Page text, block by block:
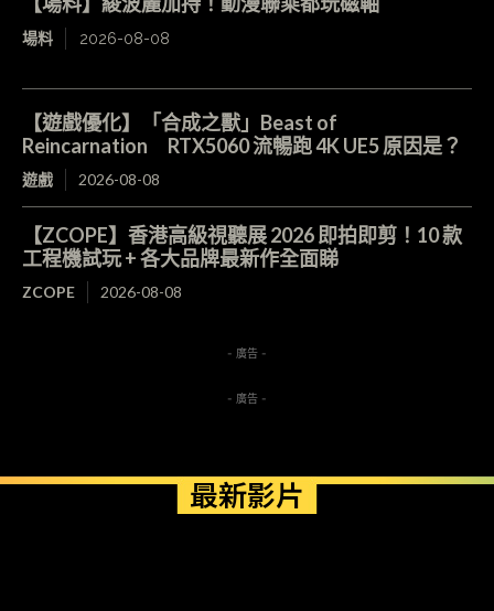
場料 2026-08-08
【遊戲優化】「合成之獸」Beast of
Reincarnation RTX5060 流暢跑 4K UE5 原因是？
遊戲 2026-08-08
【ZCOPE】香港高級視聽展 2026 即拍即剪！10 款
工程機試玩 + 各大品牌最新作全面睇
ZCOPE 2026-08-08
- 廣告 -
- 廣告 -
最新影片